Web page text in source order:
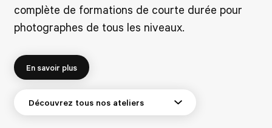
complète de formations de courte durée pour
photographes de tous les niveaux.
En savoir plus